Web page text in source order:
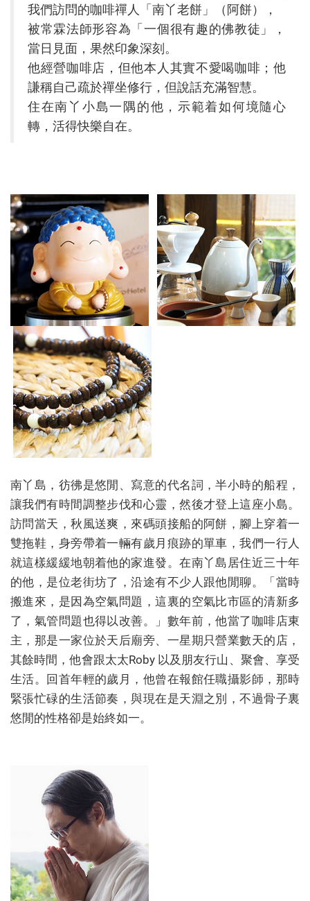
我們訪問的咖啡禪人「南丫老餅」（阿餅），
被常霖法師形容為「一個很有趣的佛教徒」，
當日見面，果然印象深刻。
他經營咖啡店，但他本人其實不愛喝咖啡；他
謙稱自己疏於禪坐修行，但說話充滿智慧。
住在南丫小島一隅的他，示範着如何境隨心
轉，活得快樂自在。
南丫島，彷彿是悠閒、寫意的代名詞，半小時的船程，
讓我們有時間調整步伐和心靈，然後才登上這座小島。
訪問當天，秋風送爽，來碼頭接船的阿餅，腳上穿着一
雙拖鞋，身旁帶着一輛有歲月痕跡的單車，我們一行人
就這樣緩緩地朝着他的家進發。在南丫島居住近三十年
的他，是位老街坊了，沿途有不少人跟他閒聊。「當時
搬進來，是因為空氣問題，這裏的空氣比市區的清新多
了，氣管問題也得以改善。」數年前，他當了咖啡店東
主，那是一家位於天后廟旁、一星期只營業數天的店，
其餘時間，他會跟太太Roby 以及朋友行山、聚會、享受
生活。回首年輕的歲月，他曾在報館任職攝影師，那時
緊張忙碌的生活節奏，與現在是天淵之別，不過骨子裏
悠閒的性格卻是始終如一。